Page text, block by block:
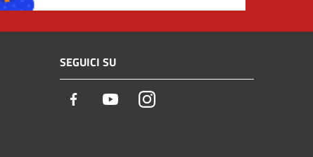
SEGUICI SU
Facebook YoutubeInstagram